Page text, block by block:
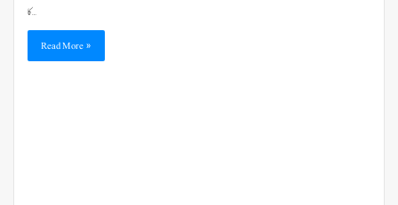
کا…
Read More »